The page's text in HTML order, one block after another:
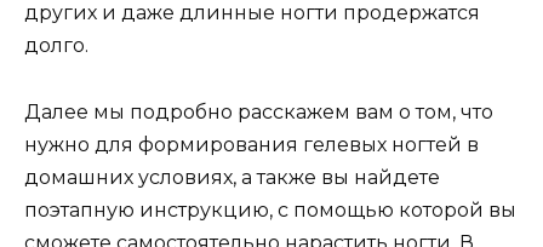
других и даже длинные ногти продержатся
долго.
Далее мы подробно расскажем вам о том, что
нужно для формирования гелевых ногтей в
домашних условиях, а также вы найдете
поэтапную инструкцию, с помощью которой вы
сможете самостоятельно нарастить ногти. В